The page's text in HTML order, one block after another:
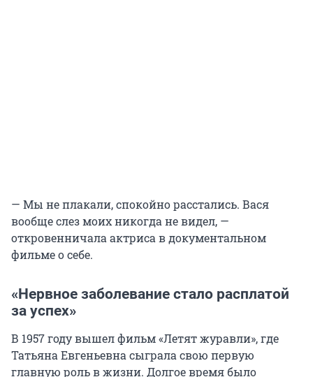
— Мы не плакали, спокойно расстались. Вася
вообще слез моих никогда не видел, —
откровенничала актриса в документальном
фильме о себе.
«Нервное заболевание стало расплатой
за успех»
В 1957 году вышел фильм «Летят журавли», где
Татьяна Евгеньевна сыграла свою первую
главную роль в жизни. Долгое время было